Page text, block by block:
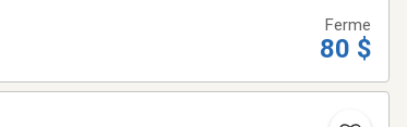
Ferme
80 $